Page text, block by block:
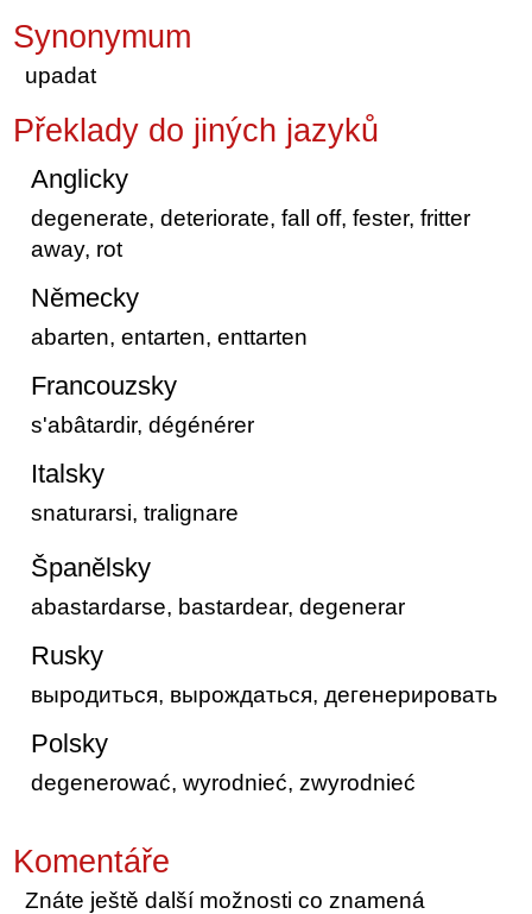
Synonymum
upadat
Překlady do jiných jazyků
Anglicky
degenerate, deteriorate, fall off, fester, fritter
away, rot
Německy
abarten, entarten, enttarten
Francouzsky
s'abâtardir, dégénérer
Italsky
snaturarsi, tralignare
Španělsky
abastardarse, bastardear, degenerar
Rusky
выродиться, вырождаться, дегенерировать
Polsky
degenerować, wyrodnieć, zwyrodnieć
Komentáře
Znáte ještě další možnosti co znamená